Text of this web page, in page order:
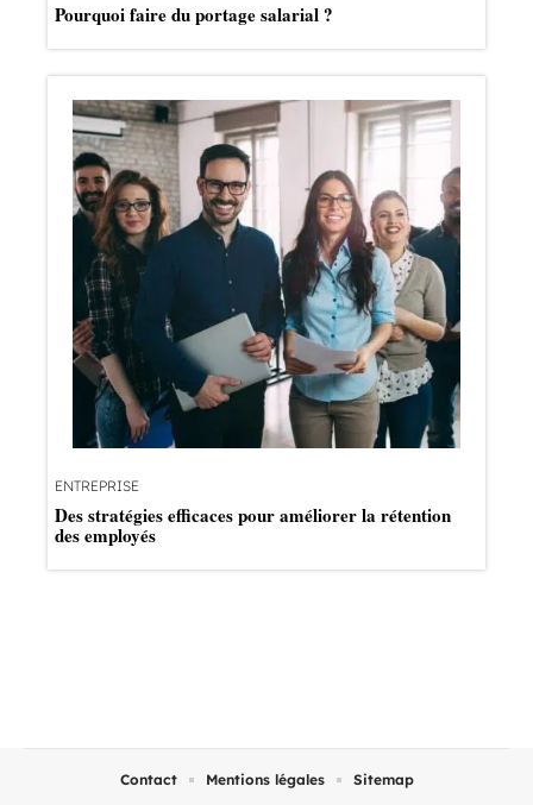
Pourquoi faire du portage salarial ?
ENTREPRISE
Des stratégies efficaces pour améliorer la rétention
des employés
Contact Mentions légales Sitemap